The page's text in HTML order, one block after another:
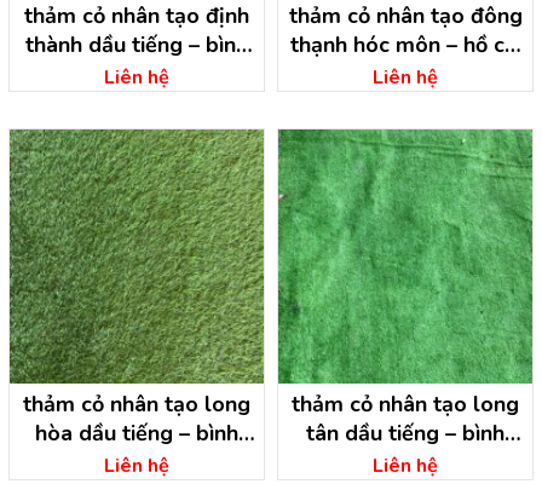
thảm cỏ nhân tạo định
thành dầu tiếng – bình
dương
Liên hệ
thảm cỏ nhân tạo đông
thạnh hóc môn – hồ chí
minh
Liên hệ
thảm cỏ nhân tạo long
hòa dầu tiếng – bình
dương
Liên hệ
thảm cỏ nhân tạo long
tân dầu tiếng – bình
dương
Liên hệ